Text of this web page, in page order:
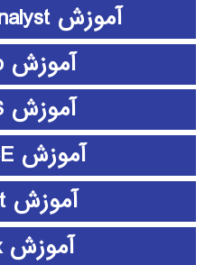
آموزش Frontier Analyst
آموزش github
آموزش HFSS
آموزش HSPICE
آموزش L-Edit
آموزش Latex